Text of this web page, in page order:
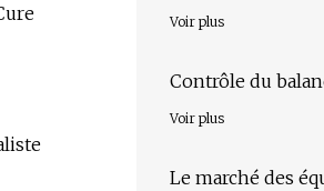
Voir plus
Contrôle du
Voir plus
Le marché des